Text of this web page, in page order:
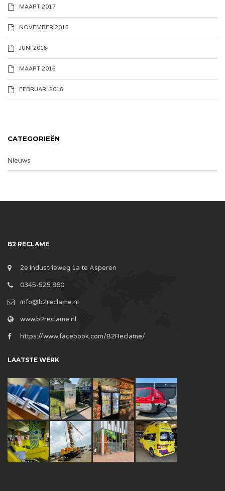
MAART 2017
NOVEMBER 2016
JUNI 2016
MAART 2016
FEBRUARI 2016
CATEGORIEËN
Nieuws
B2 RECLAME
2e Industrieweg 1a te Asperen
0345-525 960
info@b2reclame.nl
www.b2reclame.nl
https://www.facebook.com/B2Reclame/
LAATSTE WERK